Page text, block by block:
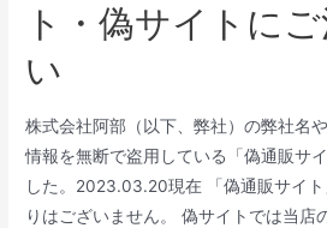
ト・偽サイトに
い
株式会社阿部（以下、弊社）の弊社名
情報を無断で盗用している「偽通販サ
した。2023.03.20現在 「偽通販サイ
りはございません。 偽サイトでは当店